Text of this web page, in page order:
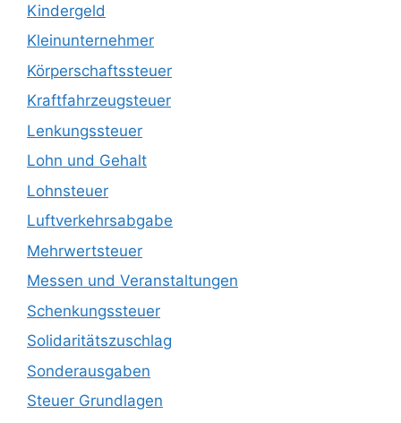
Kindergeld
Kleinunternehmer
Körperschaftssteuer
Kraftfahrzeugsteuer
Lenkungssteuer
Lohn und Gehalt
Lohnsteuer
Luftverkehrsabgabe
Mehrwertsteuer
Messen und Veranstaltungen
Schenkungssteuer
Solidaritätszuschlag
Sonderausgaben
Steuer Grundlagen